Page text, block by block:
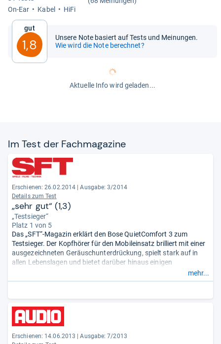
On-​Ear
Kabel HiFi
Gut
1,8
Unsere Note basiert auf Tests und Meinungen.
Wie wird die Note berechnet?
Aktuelle Info wird geladen...
Im Test der Fach­ma­ga­zine
Erschienen: 26.02.2014
Ausgabe: 3/2014
Details zum Test
„sehr gut“ (1,3)
„Testsieger“
Platz 1 von 5
Das „SFT“-Magazin erklärt den Bose QuietComfort 3 zum
Testsieger. Der Kopfhörer für den Mobileinsatz brilliert mit einer
ausgezeichneten Geräuschunterdrückung, spielt stark auf in
allen Lebenslagen und bietet darüber hinaus einigen
Tragekomfort. Neben diesen bereits beeindruckenden Vorzügen
weist das Modell aber auch noch eine lange Akkulaufzeit auf,
Testfeld macht.
Eine Akkuladung reicht für 25 Stunden, was selbst für lange
Flugreisen ausreichend ist. Im Kabel des Kopfhörers befindet
sich eine Fernbedienung, mit der sich zum Beispiel die
Lautstärke regulieren lässt. Zum Lieferumfang gehören des
mehr...
Erschienen: 14.06.2013
Ausgabe: 7/2013